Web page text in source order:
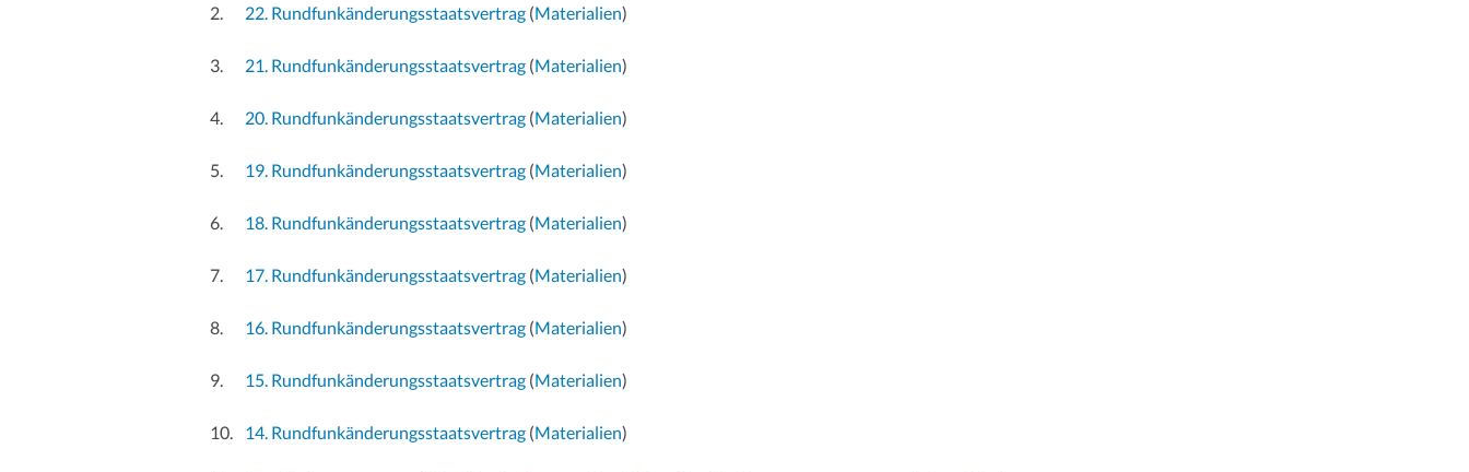
22. Rundfunkänderungsstaatsvertrag (Materialien)
21. Rundfunkänderungsstaatsvertrag (Materialien)
20. Rundfunkänderungsstaatsvertrag (Materialien)
19. Rundfunkänderungsstaatsvertrag (Materialien)
18. Rundfunkänderungsstaatsvertrag (Materialien)
17. Rundfunkänderungsstaatsvertrag (Materialien)
16. Rundfunkänderungsstaatsvertrag (Materialien)
15. Rundfunkänderungsstaatsvertrag (Materialien)
14. Rundfunkänderungsstaatsvertrag (Materialien)